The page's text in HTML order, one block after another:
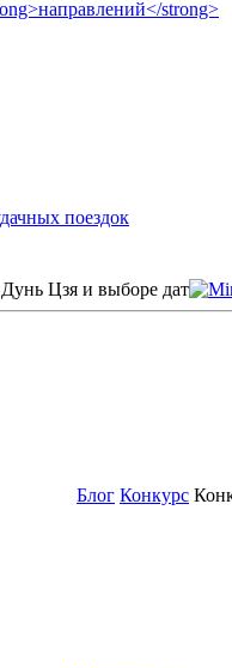
поездок
Цзя и выборе дат
Блог Конкурс